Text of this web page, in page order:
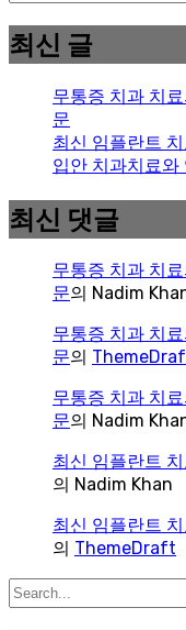
최신 글
무통증 치과 치
문
최신 임플란트
입안 치과치료와
최신 댓글
무통증 치과 치
문의 Nadim
무통증 치과 치
문의
무통증 치과 치
문의 Nadim
최신 임플란트
의 Nadim Khan
최신 임플란트
의 ThemeDraft
검
색